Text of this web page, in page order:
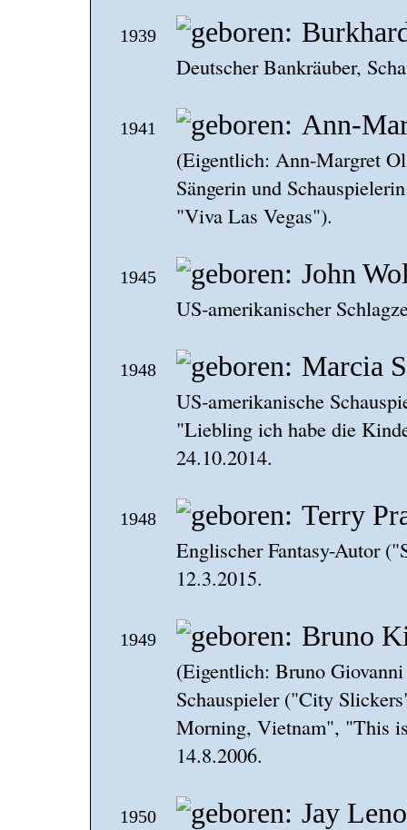
1939
Deutscher Bankräuber,
1941 Ann-
(Eigentlich: Ann-Margret
Sängerin und
"Viva Las Vegas").
1945 John
US-amerikanischer
1948 Marcia
US-amerikanische
"Liebling ich habe die
24.10.2014.
1948 Terry
Englischer Fantasy-Autor
12.3.2015.
1949 Bruno
(Eigentlich: Bruno
Schauspieler ("City
Morning, Vietnam", "This
14.8.2006.
1950 Jay Leno